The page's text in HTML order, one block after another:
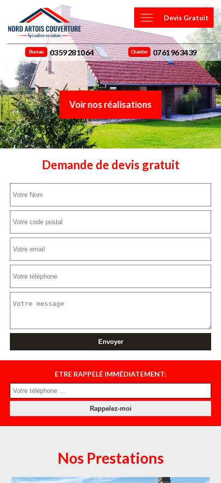
Devis Gratuit
Bureau 03 59 28 10 64 Chantier 07 61 96 34 39
Voir nos réalisations
Demande de devis gratuit
ETRE RAPPELÉ IMMÉDIATEMENT:
Nos Prestations